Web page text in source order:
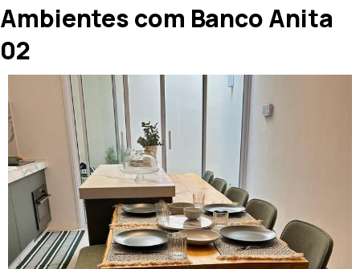
Ambientes com Banco Anita
02